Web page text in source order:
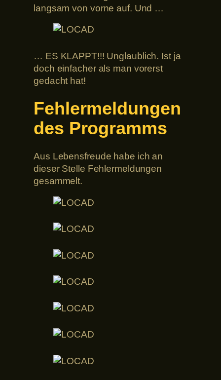
langsam von vorne auf. Und …
… ES KLAPPT!!! Unglaublich. Ist ja
doch einfacher als man vorerst
gedacht hat!
Fehlermeldungen
des Programms
Aus Lebensfreude habe ich an
dieser Stelle Fehlermeldungen
gesammelt.